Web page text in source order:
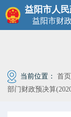
益阳市人
益阳市财
当前位置： 首页
部门财政预决算